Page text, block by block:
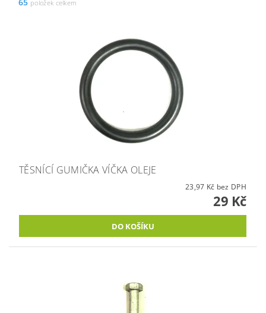
položek celkem
TĚSNÍCÍ GUMIČKA VÍČKA OLEJE
23,97 Kč bez DPH
29 Kč